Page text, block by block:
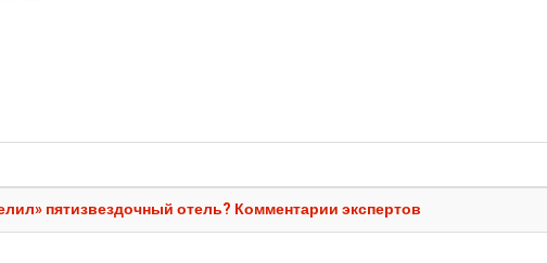
пятизвездочный отель? Комментарии экспертов